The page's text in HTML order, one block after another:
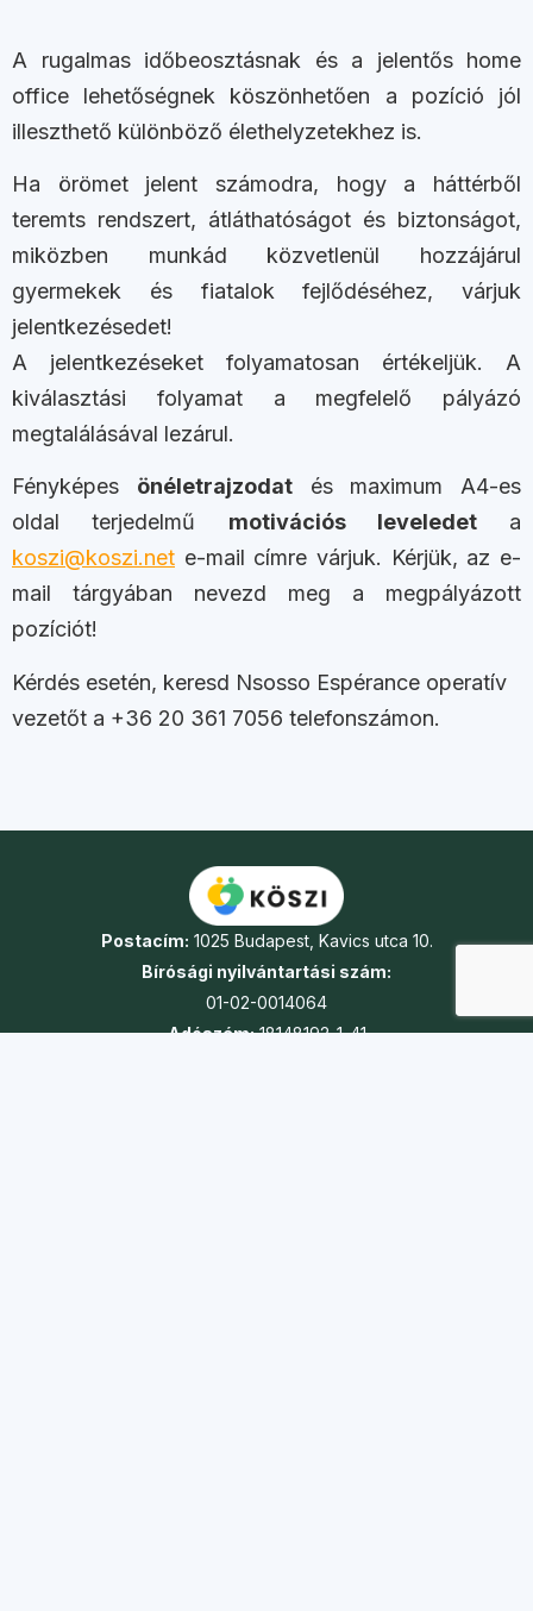
A rugalmas időbeosztásnak és a jelentős home
office lehetőségnek köszönhetően a pozíció jól
illeszthető különböző élethelyzetekhez is.
Ha örömet jelent számodra, hogy a háttérből
teremts rendszert, átláthatóságot és biztonságot,
miközben munkád közvetlenül hozzájárul
gyermekek és fiatalok fejlődéséhez, várjuk
jelentkezésedet!
A jelentkezéseket folyamatosan értékeljük. A
kiválasztási folyamat a megfelelő pályázó
megtalálásával lezárul.
Fényképes önéletrajzodatés maximum A4-es
oldal terjedelmű motivációs leveledeta
koszi@koszi.net e-mail címre várjuk. Kérjük, az e-
mail tárgyában nevezd meg a megpályázott
pozíciót!
Kérdés esetén, keresd Nsosso Espérance operatív
vezetőt a +36 20 361 7056 telefonszámon.
Postacím: 1025 Budapest, Kavics utca 10.
Bírósági nyilvántartási szám:
01-02-0014064
Adószám:18148192-1-41